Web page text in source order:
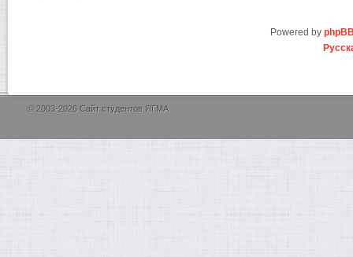
Powered by
© 2003-2026 Сайт студентов ЯГМА